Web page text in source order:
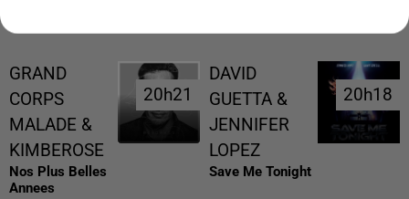
GRAND
CORPS
MALADE &
KIMBEROSE
Nos Plus Belles
Annees
20h21
20h21
DAVID
GUETTA &
JENNIFER
LOPEZ
Save Me Tonight
20h18
20h18